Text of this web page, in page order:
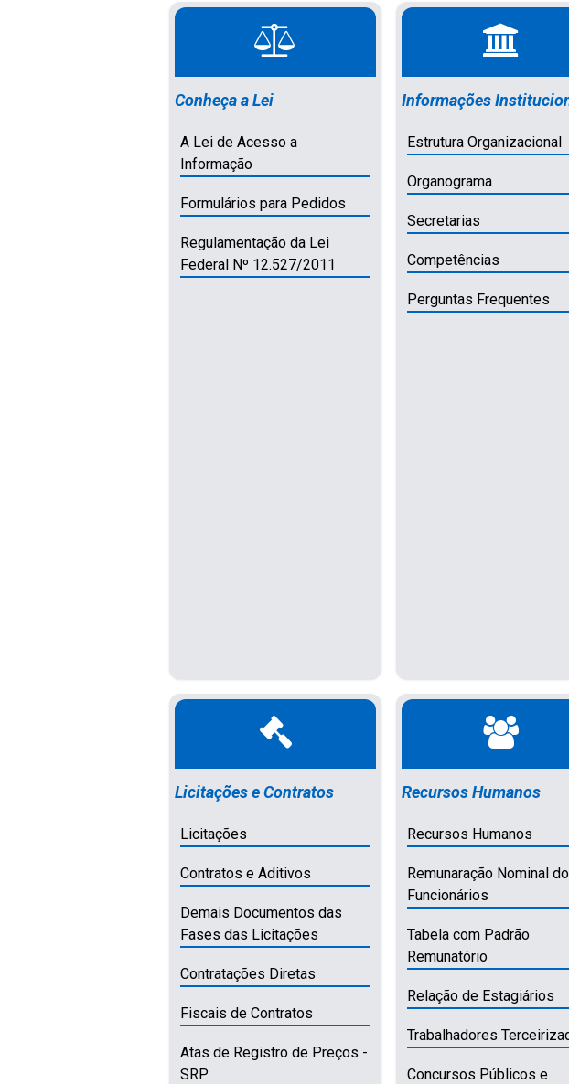
Conheça a Lei
A Lei de Acesso a
Informação
Formulários para Pedidos
Regulamentação da Lei
Federal Nº 12.527/2011
Informações
Estrutura Organizacional
Organograma
Secretarias
Competências
Perguntas Frequentes
Licitações e Contratos
Licitações
Contratos e Aditivos
Demais Documentos das
Fases das Licitações
Contratações Diretas
Fiscais de Contratos
Atas de Registro de Preços -
SRP
Recursos Humanos
Recursos Humanos
Remunaração Nominal
Funcionários
Tabela com Padrão
Remunatório
Relação de Estagiários
Trabalhadores
Concursos Públicos e